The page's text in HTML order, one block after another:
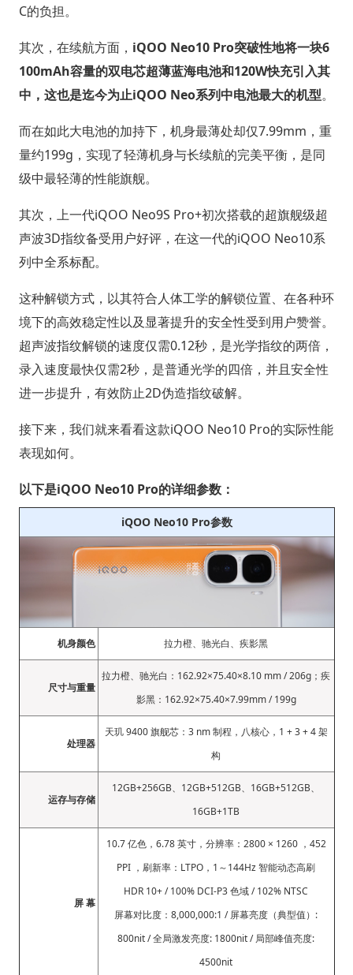
C的负担。
其次，在续航方面， iQOO Neo10 Pro突破性地将一块6
100mAh容量的双电芯超薄蓝海电池和120W快充引入其
中，这也是迄今为止iQOO Neo系列中电池最大的机型。
而在如此大电池的加持下，机身最薄处却仅7.99mm，重
量约199g，实现了轻薄机身与长续航的完美平衡，是同
级中最轻薄的性能旗舰。
其次，上一代iQOO Neo9S Pro+初次搭载的超旗舰级超
声波3D指纹备受用户好评，在这一代的iQOO Neo10系
列中全系标配。
这种解锁方式，以其符合人体工学的解锁位置、在各种环
境下的高效稳定性以及显著提升的安全性受到用户赞誉。
超声波指纹解锁的速度仅需0.12秒，是光学指纹的两倍，
录入速度最快仅需2秒，是普通光学的四倍，并且安全性
进一步提升，有效防止2D伪造指纹破解。
接下来，我们就来看看这款iQOO Neo10 Pro的实际性能
表现如何。
以下是iQOO Neo10 Pro的详细参数：
iQOO Neo10 Pro参数
机身颜色 拉力橙、驰光白、疾影黑
尺寸与重量
拉力橙、驰光白：162.92×75.40×8.10 mm / 206g；疾
影黑：162.92×75.40×7.99mm / 199g
处理器
天玑 9400 旗舰芯：3 nm 制程，八核心，1 + 3 + 4 架
构
运存与存储
12GB+256GB、12GB+512GB、16GB+512GB、
16GB+1TB
屏 幕
10.7 亿色，6.78 英寸，分辨率：2800 × 1260 ，452
PPI ，刷新率：LTPO，1～144Hz 智能动态高刷
HDR 10+ / 100% DCI-P3 色域 / 102% NTSC
屏幕对比度：8,000,000:1 / 屏幕亮度（典型值）:
800nit / 全局激发亮度: 1800nit / 局部峰值亮度:
4500nit